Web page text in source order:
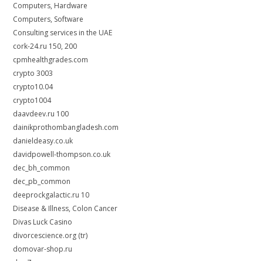
Computers, Hardware
Computers, Software
Consulting services in the UAE
cork-24.ru 150, 200
cpmhealthgrades.com
crypto 3003
crypto10.04
crypto1004
daavdeev.ru 100
dainikprothombangladesh.com
danieldeasy.co.uk
davidpowell-thompson.co.uk
dec_bh_common
dec_pb_common
deeprockgalactic.ru 10
Disease & Illness, Colon Cancer
Divas Luck Casino
divorcescience.org (tr)
domovar-shop.ru